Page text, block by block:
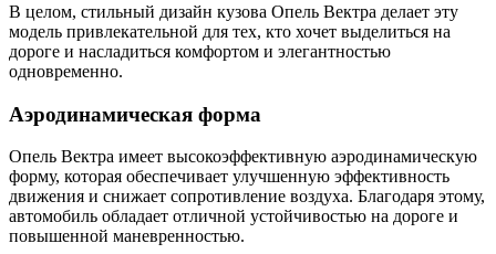
В целом, стильный дизайн кузова Опель Вектра делает эту
модель привлекательной для тех, кто хочет выделиться на
дороге и насладиться комфортом и элегантностью
одновременно.
Аэродинамическая форма
Опель Вектра имеет высокоэффективную аэродинамическую
форму, которая обеспечивает улучшенную эффективность
движения и снижает сопротивление воздуха. Благодаря этому,
автомобиль обладает отличной устойчивостью на дороге и
повышенной маневренностью.